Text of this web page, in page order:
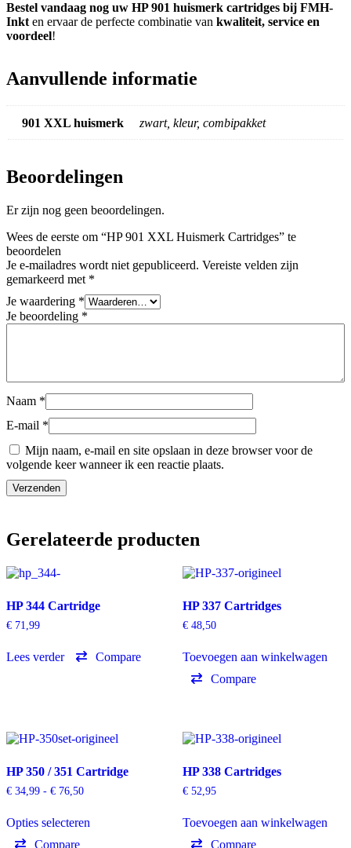
Bestel vandaag nog uw HP 901 huismerk cartridges bij FMH-
Inkten ervaar de perfecte combinatie van kwaliteit, service en
voordeel!
Aanvullende informatie
901 XXL huismerk zwart, kleur, combipakket
Beoordelingen
Er zijn nog geen beoordelingen.
Wees de eerste om “HP 901 XXL Huismerk Cartridges” te
beoordelen
Je e-mailadres wordt niet gepubliceerd. Vereiste velden zijn
gemarkeerd met *
Je waardering *
Je beoordeling *
Naam *
E-mail *
Mijn naam, e-mail en site opslaan in deze browser voor de
volgende keer wanneer ik een reactie plaats.
Gerelateerde producten
HP 344 Cartridge
€ 71,99
Lees verder Compare
HP 337 Cartridges
€48,50
Toevoegen aan winkelwagen
Compare
HP 350 / 351 Cartridge
€ 34,99 - € 76,50Prijsklasse:
€ 76,50
Opties selecterenproduct
Compare
HP 338 Cartridges
€52,95
Toevoegen aan winkelwagen
Compare